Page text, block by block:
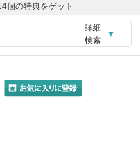
個の特典をゲット
詳細
検索
▼